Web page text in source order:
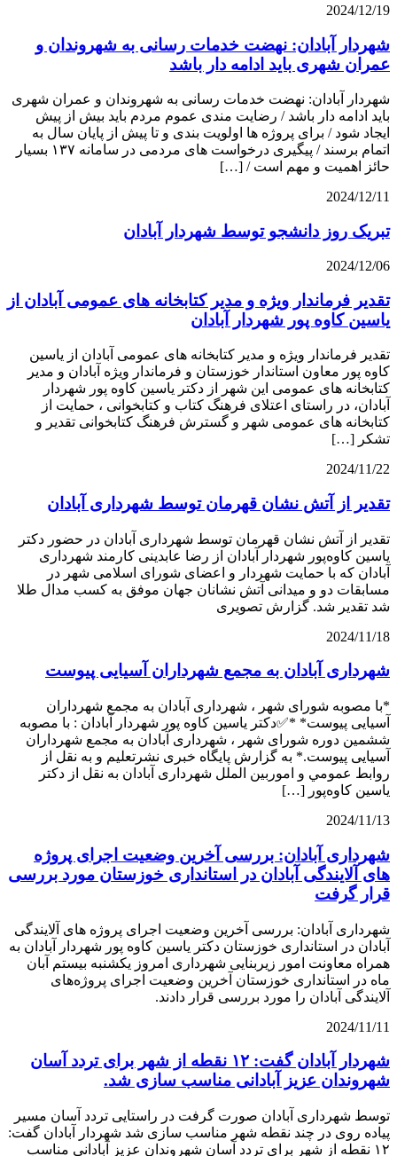
2024/12/19
شهردار آبادان: نهضت خدمات رسانی به شهروندان و
عمران شهری باید ادامه دار باشد
شهردار آبادان: نهضت خدمات رسانی به شهروندان و عمران شهری
باید ادامه دار باشد / رضایت مندی عموم مردم باید بیش از پیش
ایجاد شود / برای پروژه ها اولویت بندی و تا پیش از پایان سال به
اتمام برسند / پیگیری درخواست های مردمی در سامانه ۱۳۷ بسیار
حائز اهمیت و مهم است / […]
2024/12/11
تبریک روز دانشجو توسط شهردار آبادان
2024/12/06
تقدیر فرماندار ویژه و مدیر كتابخانه های عمومی آبادان از
یاسین کاوه پور شهردار آبادان
تقدیر فرماندار ویژه و مدیر كتابخانه های عمومی آبادان از یاسین
کاوه پور معاون استاندار خوزستان و فرماندار ویژه آبادان و مدیر
کتابخانه های عمومی این شهر از دکتر یاسین کاوه پور شهردار
آبادان، در راستای اعتلای فرهنگ کتاب و کتابخوانی ، حمایت از
کتابخانه های عمومی شهر و گسترش فرهنگ كتابخوانی تقدير و
تشكر […]
2024/11/22
تقدیر از آتش نشان قهرمان توسط شهرداری آبادان
تقدیر از آتش نشان قهرمان توسط شهرداری آبادان در حضور دکتر
یاسین کاوه‌پور شهردار آبادان از رضا عابدینی کارمند شهرداری
آبادان که با حمایت شهردار و اعضای شورای اسلامی شهر در
مسابقات دو و میدانی آتش نشانان جهان موفق به کسب مدال طلا
شد تقدیر شد. گزارش تصویری
2024/11/18
شهرداری آبادان به مجمع شهرداران آسیایی پیوست
*با مصوبه شورای شهر ، شهرداری آبادان به مجمع شهرداران
آسیایی پیوست* *✅دکتر یاسین کاوه پور شهردار آبادان : با مصوبه
ششمین دوره شورای شهر ، شهرداری آبادان به مجمع شهرداران
آسیایی پیوست.* به گزارش پایگاه خبری نشرتعلیم و به نقل از
روابط عمومي و اموربین الملل شهرداری آبادان به نقل از دکتر
یاسین کاوه‌پور […]
2024/11/13
شهرداری آبادان: بررسی آخرین وضعیت اجرای پروژه
های آلایندگی آبادان در استانداری خوزستان مورد بررسی
قرار گرفت
شهرداری آبادان: بررسی آخرین وضعیت اجرای پروژه های آلایندگی
آبادان در استانداری خوزستان دکتر یاسین کاوه پور شهردار آبادان به
همراه معاونت امور زیربنایی شهرداری امروز یکشنبه بیستم آبان
ماه در استانداری خوزستان آخرین وضعیت اجرای پروژه‌های
آلایندگی آبادان را مورد بررسی قرار دادند.
2024/11/11
شهردار آبادان گفت: ۱۲ نقطه از شهر برای تردد آسان
شهروندان عزیز آبادانی مناسب سازی شد.
توسط شهرداری آبادان صورت گرفت در راستایی تردد آسان مسیر
پیاده روی در چند نقطه شهر مناسب سازی شد شهردار آبادان گفت:
۱۲ نقطه از شهر برای تردد آسان شهروندان عزیز آبادانی مناسب